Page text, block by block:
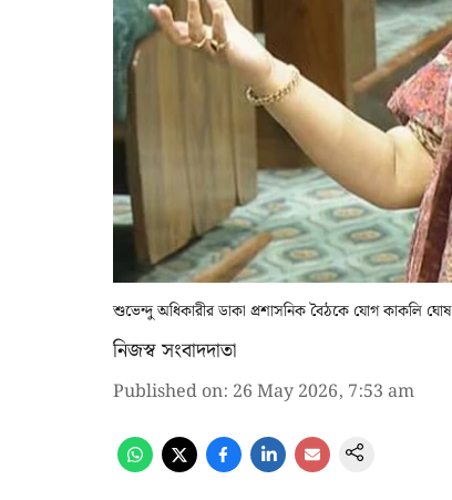
শুভেন্দু অধিকারীর ডাকা প্রশাসনিক বৈঠকে যোগ কাকলি ঘোষ
নিজস্ব সংবাদদাতা
Published on: 26 May 2026, 7:53 am